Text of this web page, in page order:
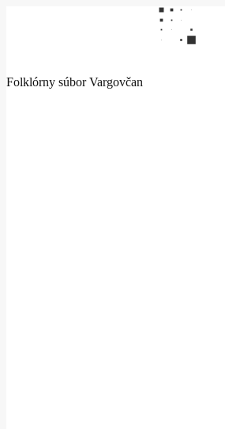
Folklórny súbor Vargovčan